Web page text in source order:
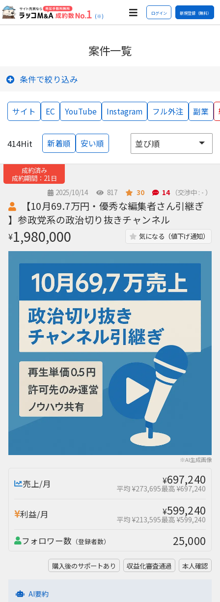
(※) ログイン 新規登録（無料）
案件一覧
条件で絞り込み
サイト EC YouTube Instagram フル外注 副業
414Hit 新着順 安い順
成約済み
成約期間：21日
2025/10/14
817 30 14 （交渉中 : - ）
※AI生成画像
【10月69.7万円・優秀な編集者さん引継ぎ
】参政党系の政治切り抜きチャンネル
¥1,980,000 気になる（値下げ通知）
売上/月 ¥697,240
平均 ¥273,695最高 ¥697,240
利益/月 ¥599,240
平均 ¥213,595最高 ¥599,240
フォロワー数 （登録者数） 25,000
購入後のサポートあり 収益化審査通過 本人確認
AI要約